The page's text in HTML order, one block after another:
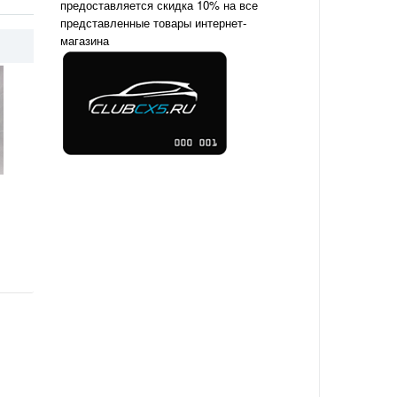
предоставляется скидка 10% на все
представленные товары интернет-
магазина